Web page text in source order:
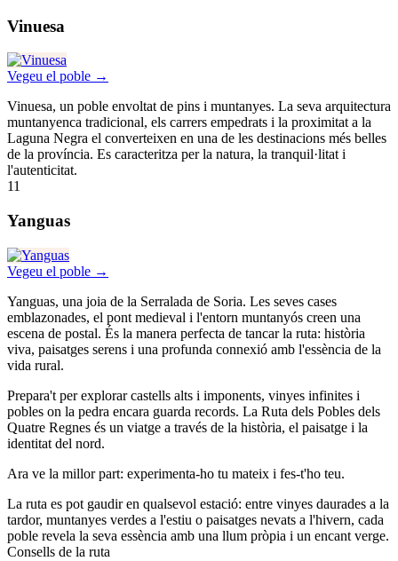
Vinuesa
Vegeu el poble →
Vinuesa, un poble envoltat de pins i muntanyes. La seva arquitectura
muntanyenca tradicional, els carrers empedrats i la proximitat a la
Laguna Negra el converteixen en una de les destinacions més belles
de la província. Es caracteritza per la natura, la tranquil·litat i
l'autenticitat.
11
Yanguas
Vegeu el poble →
Yanguas, una joia de la Serralada de Soria. Les seves cases
emblazonades, el pont medieval i l'entorn muntanyós creen una
escena de postal. És la manera perfecta de tancar la ruta: història
viva, paisatges serens i una profunda connexió amb l'essència de la
vida rural.
Prepara't per explorar castells alts i imponents, vinyes infinites i
pobles on la pedra encara guarda records. La Ruta dels Pobles dels
Quatre Regnes és un viatge a través de la història, el paisatge i la
identitat del nord.
Ara ve la millor part: experimenta-ho tu mateix i fes-t'ho teu.
La ruta es pot gaudir en qualsevol estació: entre vinyes daurades a la
tardor, muntanyes verdes a l'estiu o paisatges nevats a l'hivern, cada
poble revela la seva essència amb una llum pròpia i un encant verge.
Consells de la ruta